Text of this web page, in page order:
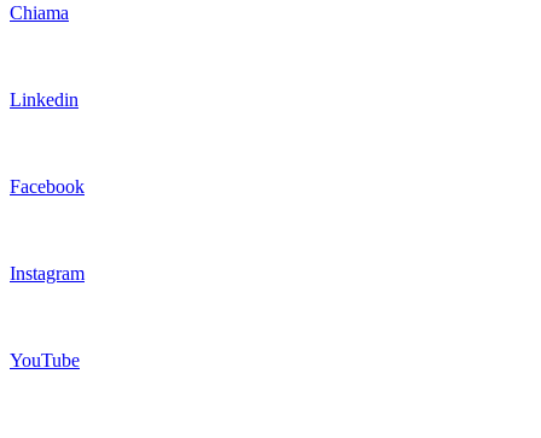
Chiama
Linkedin
Facebook
Instagram
YouTube